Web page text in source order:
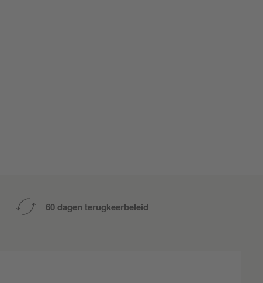
60 dagen terugkeerbeleid